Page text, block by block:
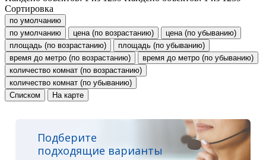
Сортировка
по умолчанию
по умолчанию
цена (по возрастанию)
цена (по убыванию)
площадь (по возрастанию)
площадь (по убыванию)
время до метро (по возрастанию)
время до метро (по убыванию)
количество комнат (по возрастанию)
количество комнат (по убыванию)
Списком
На карте
Подберите
подходящие варианты